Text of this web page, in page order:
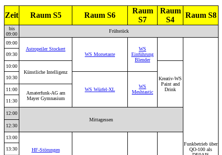
Zeit Raum S5 Raum S6
Raum
S7
Raum
S4
Raum S8
bis
09:00
Frühstück
09:00
Astropeiler Stockert
WS Morsetaste
WS
Einführung
Blender
Funkbetrieb über
QO-100 als
09:30
10:00
Künstliche Intelligenz
Kreativ-WS
Paint and
Drink
10:30
WS Würfel-XL
WS
Meshtastic
11:00
Amaterfunk-AG am
Mayer Gymnasium
11:30
12:00
Mittagessen
12:30
13:00
HF-Störungen
13:30